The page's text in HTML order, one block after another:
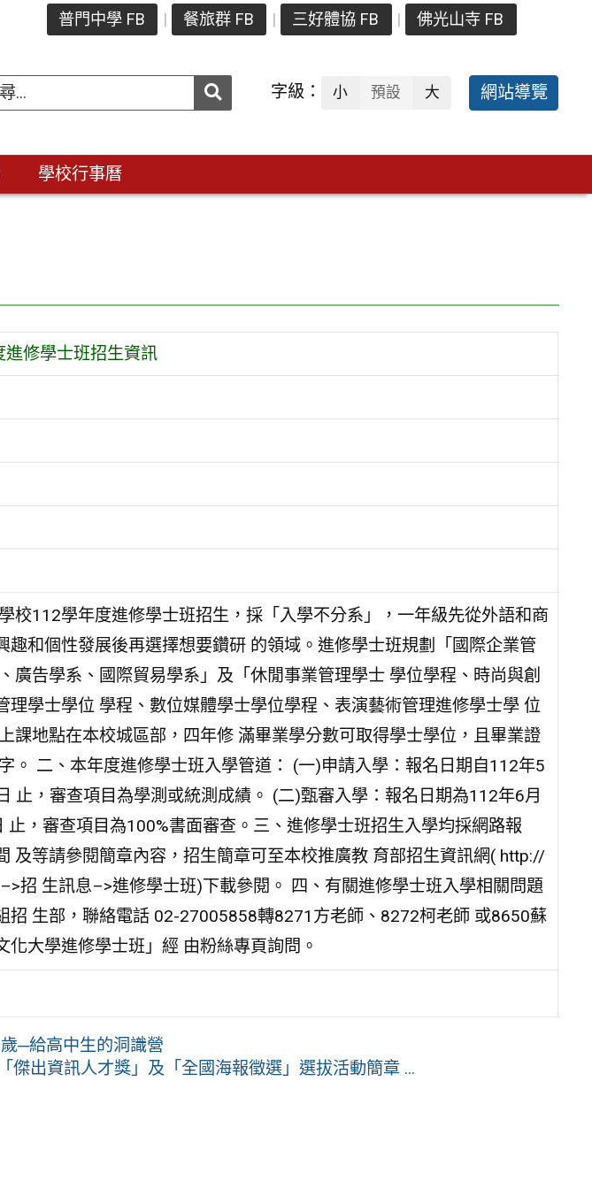
普門中學 FB 餐旅群 FB 三好體協 FB 佛光山寺 FB
送出 字級： 小 預設 大 網站導覽
學校行事曆
修學士班招生資訊
校112學年度進修學士班招生，採「入學不分系」，一年級先從外語和商
趣和個性發展後再選擇想要鑽研 的領域。進修學士班規劃「國際企業管
廣告學系、國際貿易學系」及「休閒事業管理學士 學位學程、時尚與創
理學士學位 學程、數位媒體學士學位學程、表演藝術管理進修學士學 位
課地點在本校城區部，四年修 滿畢業學分數可取得學士學位，且畢業證
。 二、本年度進修學士班入學管道： (一)申請入學：報名日期自112年5
止，審查項目為學測或統測成績。 (二)甄審入學：報名日期為112年6月
，審查項目為100%書面審查。三、進修學士班招生入學均採網路報
及等請參閱簡章內容，招生簡章可至本校推廣教 育部招生資訊網( http://
招 生訊息–>進修學士班)下載參閱。 四、有關進修學士班入學相關問題
招 生部，聯絡電話 02-27005858轉8271方老師、8272柯老師 或8650蘇
化大學進修學士班」經 由粉絲專頁詢問。
─給高中生的洞識營
傑出資訊人才獎」及「全國海報徵選」選拔活動簡章 ...